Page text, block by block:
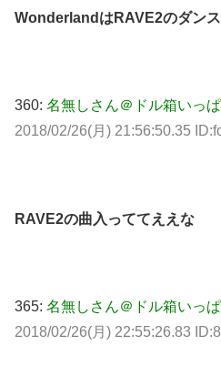
WonderlandはRAVE2のダン
360: 名無しさん＠ドル箱いっ
2018/02/26(月) 21:56:50.35
RAVE2の曲入っててええな
365: 名無しさん＠ドル箱いっ
2018/02/26(月) 22:55:26.83